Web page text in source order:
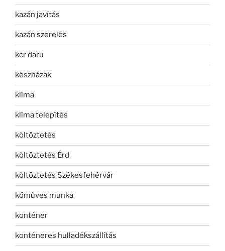
kazán javítás
kazán szerelés
kcr daru
készházak
klíma
klíma telepítés
költöztetés
költöztetés Érd
költöztetés Székesfehérvár
kőműves munka
konténer
konténeres hulladékszállítás